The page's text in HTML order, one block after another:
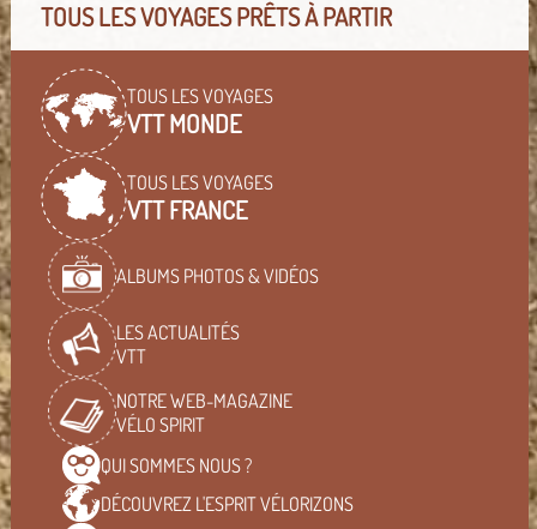
TOUS LES VOYAGES PRÊTS À PARTIR
TOUS LES VOYAGES
VTT MONDE
TOUS LES VOYAGES
VTT FRANCE
ALBUMS PHOTOS & VIDÉOS
LES ACTUALITÉS
VTT
NOTRE WEB-MAGAZINE
VÉLO SPIRIT
QUI SOMMES NOUS ?
DÉCOUVREZ L'ESPRITVÉLORIZONS